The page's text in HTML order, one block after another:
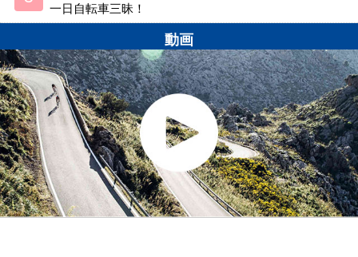
一日自転車三昧！
動画